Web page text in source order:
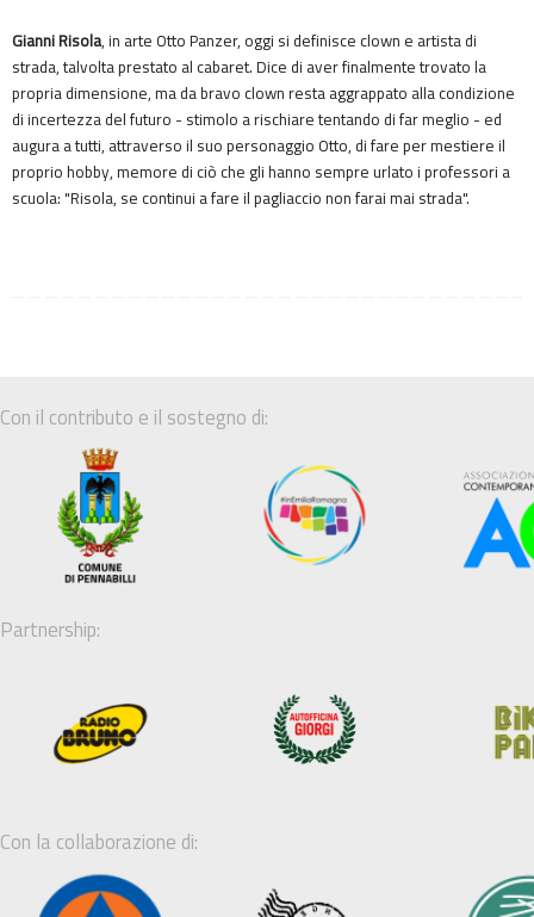
Gianni Risola, in arte Otto Panzer, oggi si definisce clown e artista di
strada, talvolta prestato al cabaret. Dice di aver finalmente trovato la
propria dimensione, ma da bravo clown resta aggrappato alla condizione
di incertezza del futuro - stimolo a rischiare tentando di far meglio - ed
augura a tutti, attraverso il suo personaggio Otto, di fare per mestiere il
proprio hobby, memore di ciò che gli hanno sempre urlato i professori a
scuola: "Risola, se continui a fare il pagliaccio non farai mai strada".
Con il contributo e il sostegno di:
Partnership:
Con la collaborazione di: